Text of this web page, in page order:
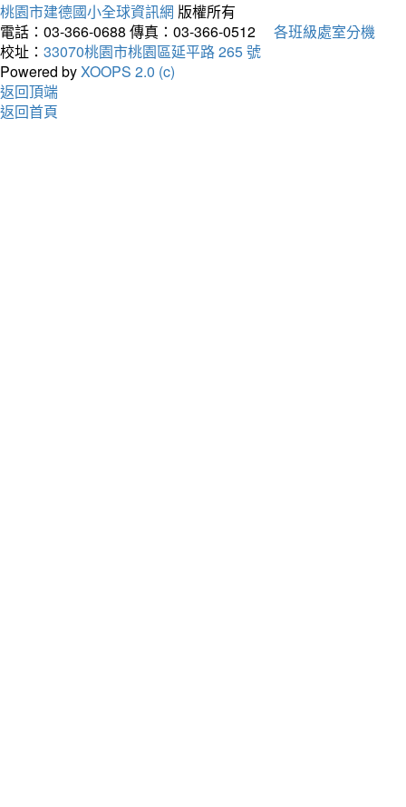
桃園市建德國小全球資訊網 版權所有
電話：03-366-0688 傳真：03-366-0512
各班級處室分機
校址： 33070桃園市桃園區延平路 265 號
Powered byXOOPS 2.0 (c)
返回頂端
返回首頁